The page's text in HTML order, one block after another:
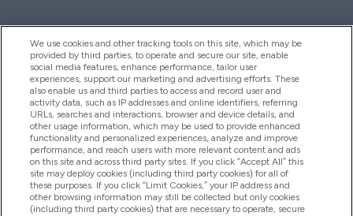
Pagalba Ir Informacija
Produktai
Informacija Apie Kompaniją
We use cookies and other tracking tools on this site, which may be
provided by third parties, to operate and secure our site, enable
social media features, enhance performance, tailor user
experiences, support our marketing and advertising efforts. These
also enable us and third parties to access and record user and
activity data, such as IP addresses and online identifiers, referring
URLs, searches and interactions, browser and device details, and
other usage information, which may be used to provide enhanced
functionality and personalized experiences, analyze and improve
performance, and reach users with more relevant content and ads
on this site and across third party sites. If you click “Accept All” this
site may deploy cookies (including third party cookies) for all of
these purposes. If you click “Limit Cookies,” your IP address and
other browsing information may still be collected but only cookies
(including third party cookies) that are necessary to operate, secure